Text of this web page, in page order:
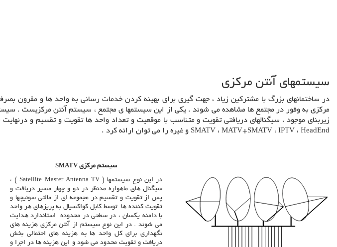
سیستمهای آنتن مرکزی
در ساختمانهای بزرگ با مشترکین زیاد ، جهت گیری برای بهینه کردن خدمات رسانی به واحد ها و مقرون
مرکزی به وفور در مجتمع ها مشاهده می شوند . یکی از این سیستمها ی مجتمع ، سیستم آنتن مرکزیست .
زیربنای موجود ، سیگنالهای دریافتی تقویت و متناسب با موقعیت و تعداد واحد ها تقویت و تقسیم و
SMATV ، MATV+SMATV ، IPTV ، HeadEnd و غیره را می توان ارائه کرد .
سیستم مرکزی SMATV
در این نوع سیستمها ( Satellite Master Antenna TV) ،
سیگنال های ماهواره مدنظر در دو و چهار مسیر دریافت و
پس از تقویت و تقسیم در مجموعه ای از مالتی سوئیچها و
تقویت کننده ها توسط کابل کواکسیال به پریزهای هر واحد
با دامنه یکسان ، در سطحی در محدوده استاندارد هدایت
می شوند . در این نوع سیستم از آنتن مرکزی هزینه های
نگهداری برای کل واحد ها به هزینه های احتمالی بخش
دریافت و تقویت محدود می شود و این هزینه ها در اجرا و